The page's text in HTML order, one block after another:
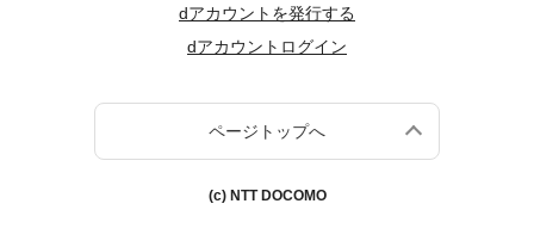
dアカウントを発行する
dアカウントログイン
ページトップへ
(c) NTT DOCOMO